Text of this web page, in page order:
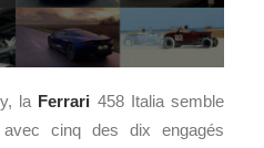
la Ferrari 458 Italia semble
cinq des dix engagés